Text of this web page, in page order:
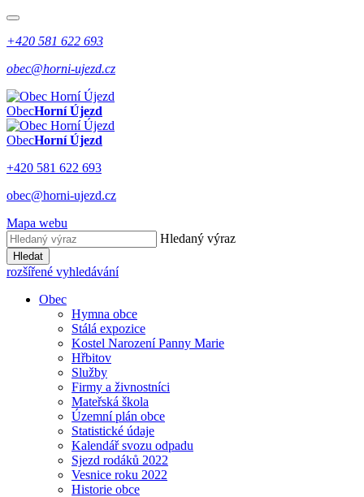
+420 581 622 693
obec@horni-ujezd.cz
ObecHorní Újezd
ObecHorní Újezd
+420 581 622 693
obec@horni-ujezd.cz
Mapa webu
Hledaný výraz
Hledat
rozšířené vyhledávání
Obec
Hymna obce
Stálá expozice
Kostel Narození Panny Marie
Hřbitov
Služby
Firmy a živnostníci
Mateřská škola
Územní plán obce
Statistické údaje
Kalendář svozu odpadu
Sjezd rodáků 2022
Vesnice roku 2022
Historie obce